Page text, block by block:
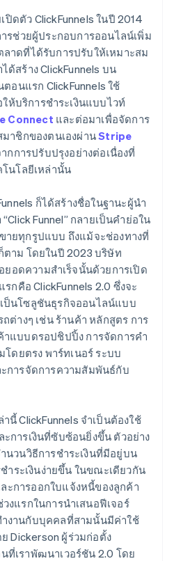
ปิดตัว ClickFunnels ในปี 2014
รช่วยผู้ประกอบการออนไลน์เพิ่ม
าดที่ได้รับการปรับให้เหมาะสม
ด้สร้าง ClickFunnels บน
อนแรก ClickFunnels ใช้
ห้บริการชำระเงินแบบไวท์
Connect และต่อมาเพื่อจัดการ
มาชิกของตนเองผ่านStripe
กการปรับปรุงอย่างต่อเนื่องที่
นโลยีเหล่านั้น
ก็ได้สร้างชื่อในฐานะผู้นำ
Funnel” กลายเป็นคำย่อใน
ายทุกรูปแบบ ถึงแม้จะช่องทางที่
าม โดยในปี 2023 บริษัท
ยอดความสำเร็จนั้นด้วยการเปิด
กคือ ClickFunnels 2.0 ซึ่งจะ
ป็นโซลูชันธุรกิจออนไลน์แบบ
ต่างๆ เช่น ร้านค้า หลักสูตร การ
แบบดรอปชิปปิ้ง การจัดการคำ
โดยตรง พาร์ทเนอร์ ระบบ
การจัดการความสัมพันธ์กับ
นี้ ClickFunnels จำเป็นต้องใช้
ะการเงินที่ซับซ้อนยิ่งขึ้น ตัวอย่าง
นวนวิธีการชำระเงินที่มีอยู่บน
ระเงินง่ายขึ้น ในขณะเดียวกัน
ะการออกใบแจ้งหนี้ของลูกค้า
งแรกในการนำเสนอฟีเจอร์
ำงานกับบุคคลที่สามนั้นมีค่าใช้
Dickerson ผู้ร่วมก่อตั้ง
ที่เราพัฒนาเวอร์ชัน 2.0 โดย